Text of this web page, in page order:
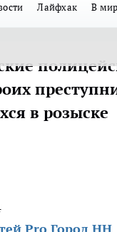
Лайфхак В
в розыске